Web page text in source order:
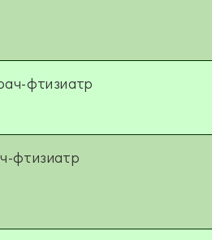
фтизиатр
фтизиатр